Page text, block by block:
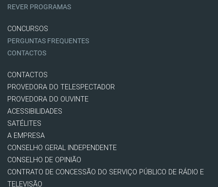
REVER PROGRAMAS
CONCURSOS
PERGUNTAS FREQUENTES
CONTACTOS
CONTACTOS
PROVEDORA DO TELESPECTADOR
PROVEDORA DO OUVINTE
ACESSIBILIDADES
SATÉLITES
A EMPRESA
CONSELHO GERAL INDEPENDENTE
CONSELHO DE OPINIÃO
CONTRATO DE CONCESSÃO DO SERVIÇO PÚBLICO DE RÁDIO E
TELEVISÃO